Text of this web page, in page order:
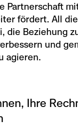
Partnerschaft
fördert. All
die Beziehung
und
agieren.
Ihre